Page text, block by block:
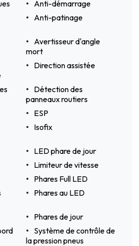
Anti-démarrage
Anti-patinage
Avertisseur d'angle
mort
Direction assistée
Détection des
panneaux routiers
ESP
Isofix
LED phare de jour
Limiteur de vitesse
Phares Full LED
Phares au LED
Phares de jour
Système de contrôle de
la pression pneus